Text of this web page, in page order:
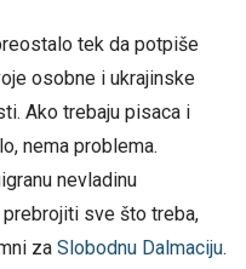
tek da potpiše
osobne i ukrajinske
Ako trebaju pisaca i
nema problema.
nevladinu
sve što treba,
za Slobodnu Dalmaciju.